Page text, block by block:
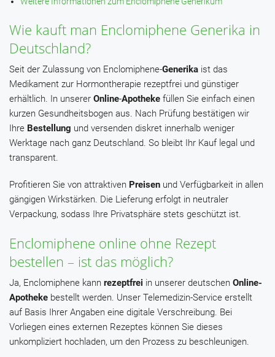
Wie kauft man Enclomiphene Generika in
Deutschland?
Seit der Zulassung von Enclomiphene-Generika ist das
Medikament zur Hormontherapie rezeptfrei und günstiger
erhältlich. In unserer Online-Apotheke füllen Sie einfach einen
kurzen Gesundheitsbogen aus. Nach Prüfung bestätigen wir
Ihre Bestellung und versenden diskret innerhalb weniger
Werktage nach ganz Deutschland. So bleibt Ihr Kauf legal und
transparent.
Profitieren Sie von attraktiven Preisen und Verfügbarkeit in allen
gängigen Wirkstärken. Die Lieferung erfolgt in neutraler
Verpackung, sodass Ihre Privatsphäre stets geschützt ist.
Enclomiphene online ohne Rezept
bestellen – ist das möglich?
Ja, Enclomiphene kann rezeptfrei in unserer deutschen Online-
Apotheke bestellt werden. Unser Telemedizin-Service erstellt
auf Basis Ihrer Angaben eine digitale Verschreibung. Bei
Vorliegen eines externen Rezeptes können Sie dieses
unkompliziert hochladen, um den Prozess zu beschleunigen.